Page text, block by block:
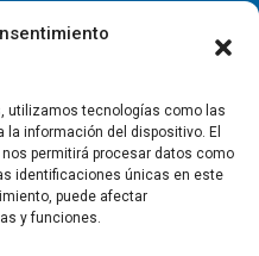
utilizamos tecnologías como las
información del dispositivo. El
permitirá procesar datos como
identificaciones únicas en este
puede afectar
y funciones.